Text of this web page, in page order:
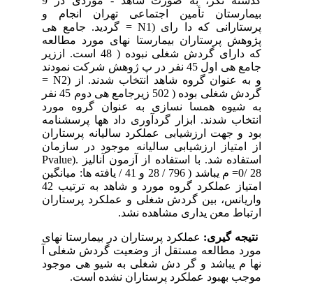
بیمارستان تأمین اجتماعی تهران انجام و
پرستارانی که دا رای (N1 = گردید. جامع هی
پژوهش پرستاران بیمارستا نهای مورد مطالعه
که دارای گردش شغلی نبوده ( 48 است. اززیر
جامع هی اول 45 نفر در پ ژوهش شرکت نمودند
و به عنوان گروه شاهد انتخاب شدند. از (N2 =
گردش شغلی بوده ( 502 زیرجامع هی دوم 45 نفر
به شیوه همسا نسازی به عنوان گروه مورد
انتخاب شدند. ابزار گردآوری داد هها پرسشنامه
بود و جهت ارزشیابی عملکرد سالیانه پرستاران
از امتیاز ارزشیابی سالیانه موجود در سازمان
استفاده شد. با استفاده از آزمون آنالیز .(Pvalue
=0/ 28 م یباشد ( 796 / 28 و 41 / یافته ها: میانگین
امتیاز عملکرد گروه مورد و شاهد به ترتیب 42
واریانس، بین گردش شغلی و عملکرد پرستاران
ارتباط معن یداری مشاهده نشد.
نتیجه گیری:عملکرد پرستاران در بیمارستا نهای
مورد مطالعه مستقل از وضعیت گردش شغلی آ
نها م یباشد و گر دش شغلی به شیو هی موجود
موجب بهبود عملکرد پرستاران نشده است.